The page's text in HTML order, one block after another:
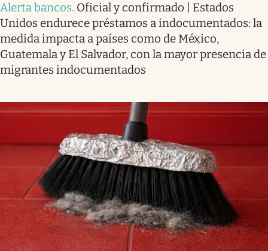
Alerta bancos. Oficial y confirmado | Estados
Unidos endurece préstamos a indocumentados: la
medida impacta a países como de México,
Guatemala y El Salvador, con la mayor presencia de
migrantes indocumentados